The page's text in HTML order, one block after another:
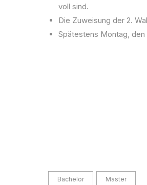
voll sind.
Die Zuweisung der 2.
Spätestens Montag,
Bachelor Master